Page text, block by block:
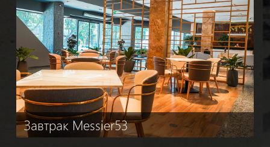
Завтрак Messier53